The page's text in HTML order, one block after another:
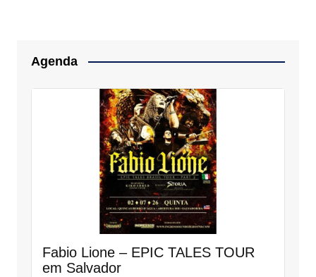
Agenda
Fabio Lione – EPIC TALES TOUR
em Salvador